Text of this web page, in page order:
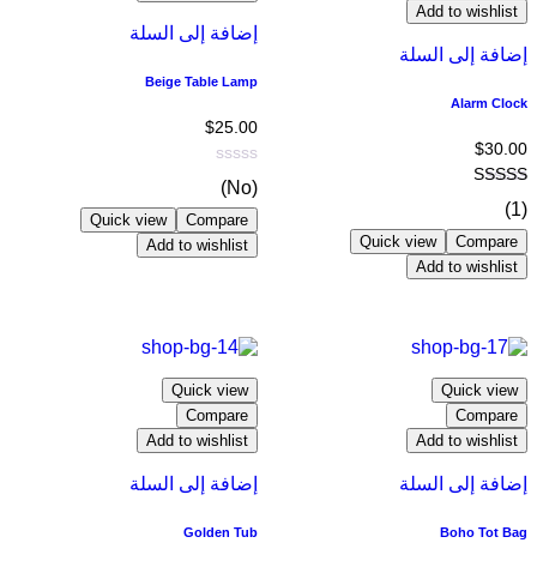
Add to wishlist
إضافة إلى السلة
Alarm Clock
$30.00
(1)
Compare
Quick view
Add to wishlist
إضافة إلى السلة
Beige Table Lamp
$25.00
(No)
Compare
Quick view
Add to wishlist
Quick view
Compare
Add to wishlist
إضافة إلى السلة
Boho Tot Bag
Quick view
Compare
Add to wishlist
إضافة إلى السلة
Golden Tub